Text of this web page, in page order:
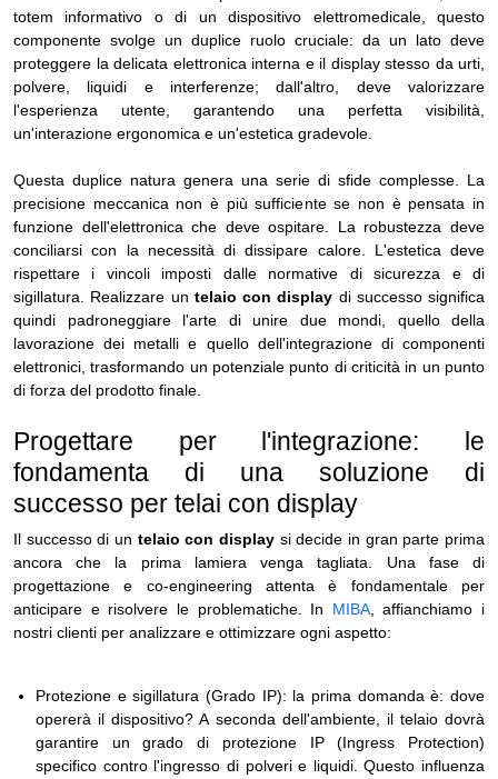
totem informativo o di un dispositivo elettromedicale, questo
componente svolge un duplice ruolo cruciale: da un lato deve
proteggere la delicata elettronica interna e il display stesso da urti,
polvere, liquidi e interferenze; dall'altro, deve valorizzare
l'esperienza utente, garantendo una perfetta visibilità,
un'interazione ergonomica e un'estetica gradevole.
Questa duplice natura genera una serie di sfide complesse. La
precisione meccanica non è più sufficiente se non è pensata in
funzione dell'elettronica che deve ospitare. La robustezza deve
conciliarsi con la necessità di dissipare calore. L'estetica deve
rispettare i vincoli imposti dalle normative di sicurezza e di
sigillatura. Realizzare un telaio con display di successo significa
quindi padroneggiare l'arte di unire due mondi, quello della
lavorazione dei metalli e quello dell'integrazione di componenti
elettronici, trasformando un potenziale punto di criticità in un punto
di forza del prodotto finale.
Progettare per l'integrazione: le
fondamenta di una soluzione di
successo per telai con display
Il successo di un telaio con display si decide in gran parte prima
ancora che la prima lamiera venga tagliata. Una fase di
progettazione e co-engineering attenta è fondamentale per
anticipare e risolvere le problematiche. In MIBA, affianchiamo i
nostri clienti per analizzare e ottimizzare ogni aspetto:
Protezione e sigillatura (Grado IP): la prima domanda è: dove
opererà il dispositivo? A seconda dell'ambiente, il telaio dovrà
garantire un grado di protezione IP (Ingress Protection)
specifico contro l'ingresso di polveri e liquidi. Questo influenza